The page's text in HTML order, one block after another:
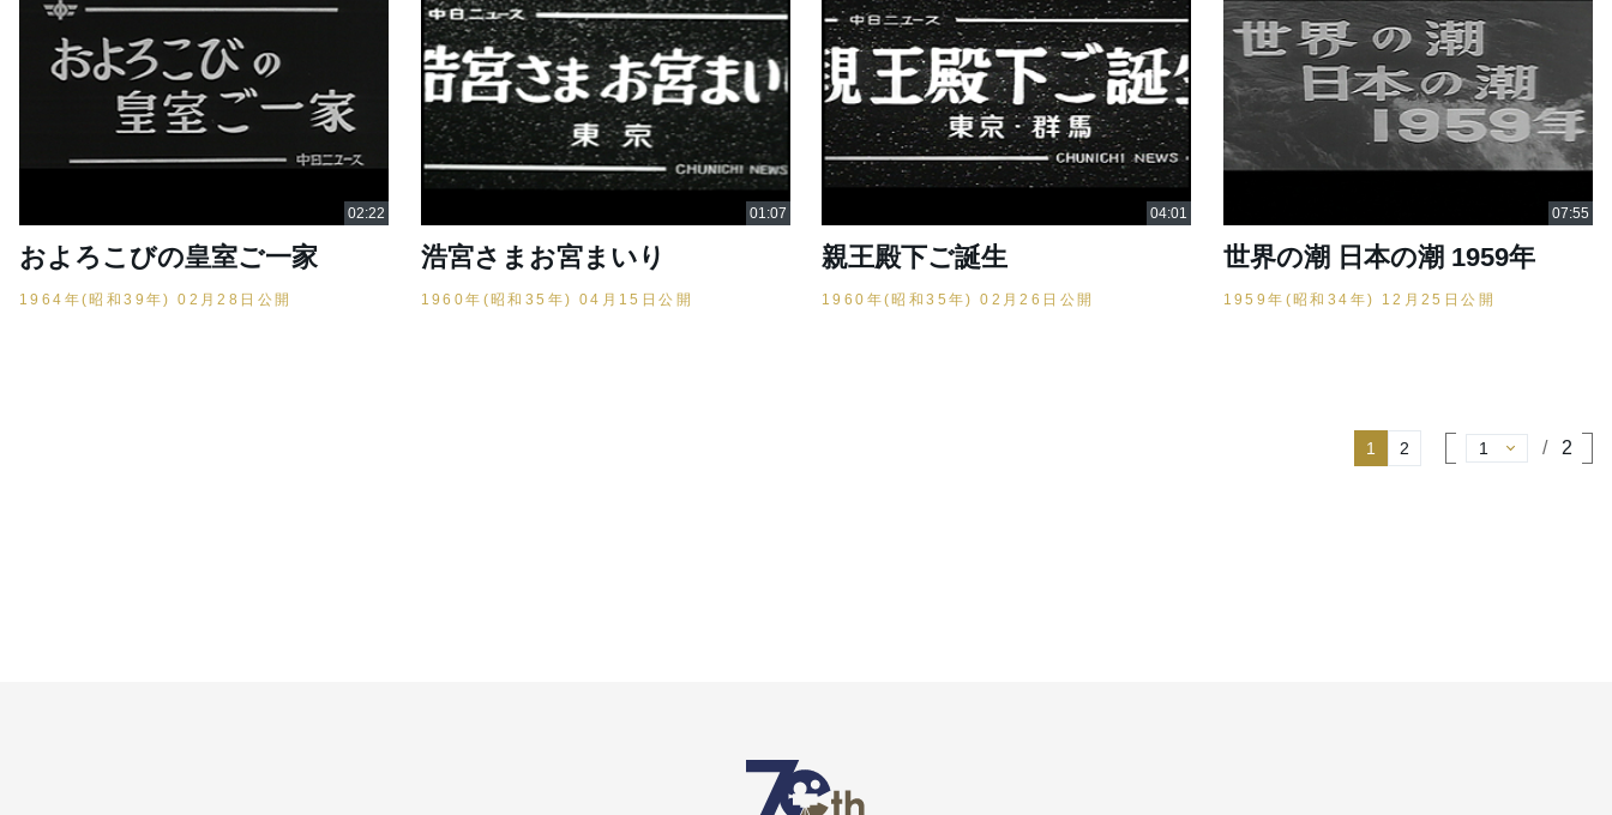
およろこびの皇室ご一家
1964年(昭和39年) 02月28日公開
浩宮さまお宮まいり
1960年(昭和35年) 04月15日公開
親王殿下ご誕生
1960年(昭和35年) 02月26日公開
世界の潮 日本の潮 1959年
1959年(昭和34年) 12月25日公開
1 2 2